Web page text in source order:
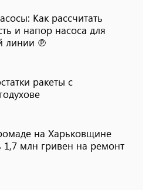
Как рассчитать
и напор насоса для
линии ℗
ракеты с
на Харьковщине
1,7 млн ​​гривен на ремонт